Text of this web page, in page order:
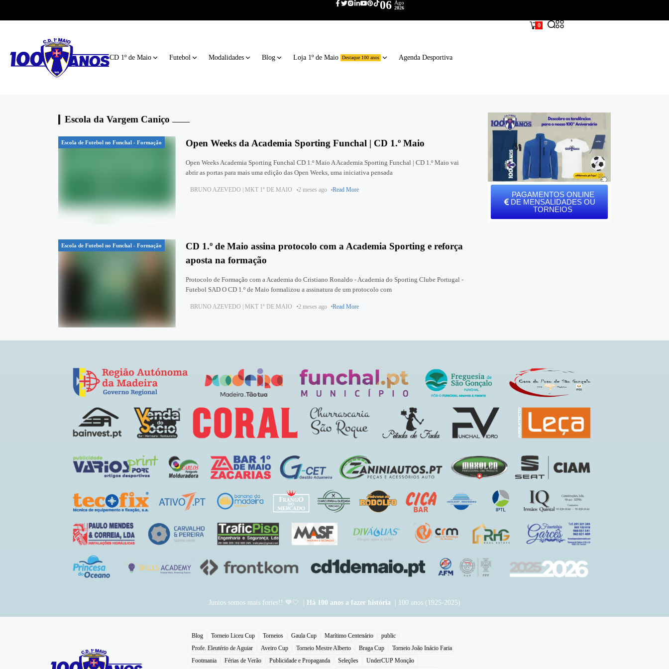
06 Ago
2026
CD 1º de Maio Futebol Modalidades Blog Loja 1º de Maio Destaque 100 anos Agenda Desportiva
0
Escola da Vargem Caniço
Escola de Futebol no Funchal - Formação Open Weeks da Academia Sporting Funchal | CD 1.º Maio
Open Weeks Academia Sporting Funchal CD 1.º Maio A Academia Sporting Funchal | CD 1.º Maio vai
abrir as portas para mais uma edição das Open Weeks, uma iniciativa pensada
BRUNO AZEVEDO | MKT 1º DE MAIO 2 meses ago Read More
Escola de Futebol no Funchal - Formação
CD 1.º de Maio assina protocolo com a Academia Sporting e reforça
aposta na formação
Protocolo de Formação com a Academia do Cristiano Ronaldo - Academia do Sporting Clube Portugal -
Futebol SAD O CD 1.º de Maio formalizou a assinatura de um protocolo com
BRUNO AZEVEDO | MKT 1º DE MAIO 2 meses ago Read More
PAGAMENTOS ONLINE
DE MENSALIDADES OU
TORNEIOS
Juntos somos mais fortes!! 💙🤍 | Há 100 anos a fazer história | 100 anos (1925-2025)
Blog Torneio Liceu Cup Torneios Gaula Cup Marítimo Centenário
public
Profe. Eleutério de Aguiar
Aveiro Cup Torneio Mestre Alberto Braga Cup
Torneio João Inácio Faria
Footmania
Férias de Verão Publicidade e Propaganda Seleções UnderCUP Monção